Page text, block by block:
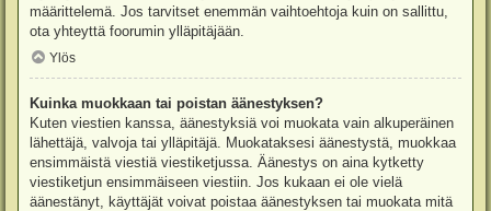
määrittelemä. Jos tarvitset enemmän vaihtoehtoja kuin on sallittu,
ota yhteyttä foorumin ylläpitäjään.
Ylös
Kuinka muokkaan tai poistan äänestyksen?
Kuten viestien kanssa, äänestyksiä voi muokata vain alkuperäinen
lähettäjä, valvoja tai ylläpitäjä. Muokataksesi äänestystä, muokkaa
ensimmäistä viestiä viestiketjussa. Äänestys on aina kytketty
viestiketjun ensimmäiseen viestiin. Jos kukaan ei ole vielä
äänestänyt, käyttäjät voivat poistaa äänestyksen tai muokata mitä